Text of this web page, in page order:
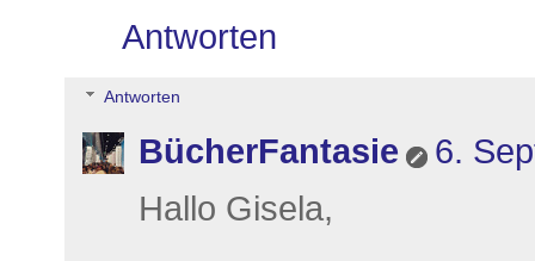
Antworten
Antworten
BücherFantasie
6.
Hallo Gisela,